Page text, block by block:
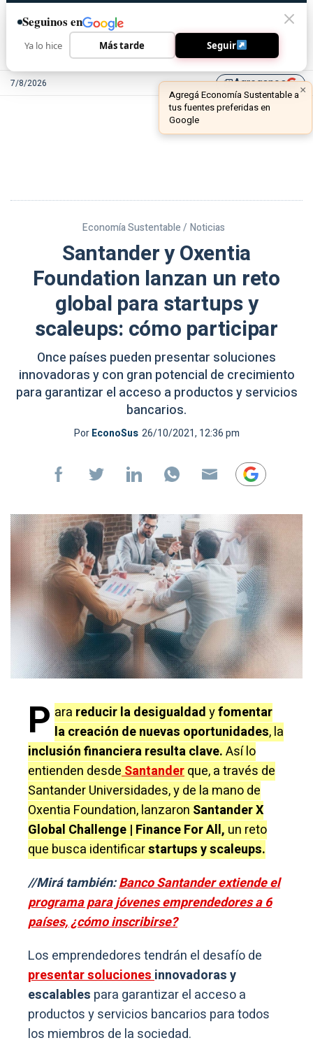
7/8/2026 library_addAgreganos
Economía Sustentable / Noticias
Santander y Oxentia
Foundation lanzan un reto
global para startups y
scaleups: cómo participar
Once países pueden presentar soluciones
innovadoras y con gran potencial de crecimiento
para garantizar el acceso a productos y servicios
bancarios.
PorEconoSus 26/10/2021, 12:36 pm
P ara reducir la desigualdadyfomentar
la creación de nuevas oportunidades, la
inclusión financiera resulta clave.Así lo
entienden desdeSantanderque, a través de
Santander Universidades, y de la mano de
Oxentia Foundation, lanzaron Santander X
Global Challenge | Finance For All, un reto
que busca identificarstartups y scaleups.
//Mirá también:Banco Santander extiende el
programa para jóvenes emprendedores a 6
países, ¿cómo inscribirse?
Los emprendedores tendrán el desafío de
presentar solucionesinnovadoras y
escalables para garantizar el acceso a
productos y servicios bancarios para todos
los miembros de la sociedad.
Seguinos en
Ya lo hice Más tarde Seguir